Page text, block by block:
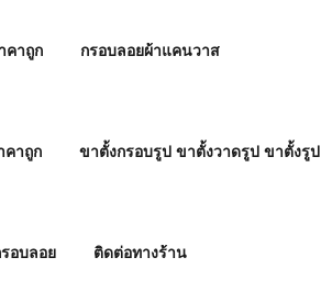
คาถูก กรอบลอยผ้าแคนวาส
คาถูก ขาตั้งกรอบรูป ขาตั้งวาดรูป ขาตั้งรูป
อบลอย ติดต่อทางร้าน